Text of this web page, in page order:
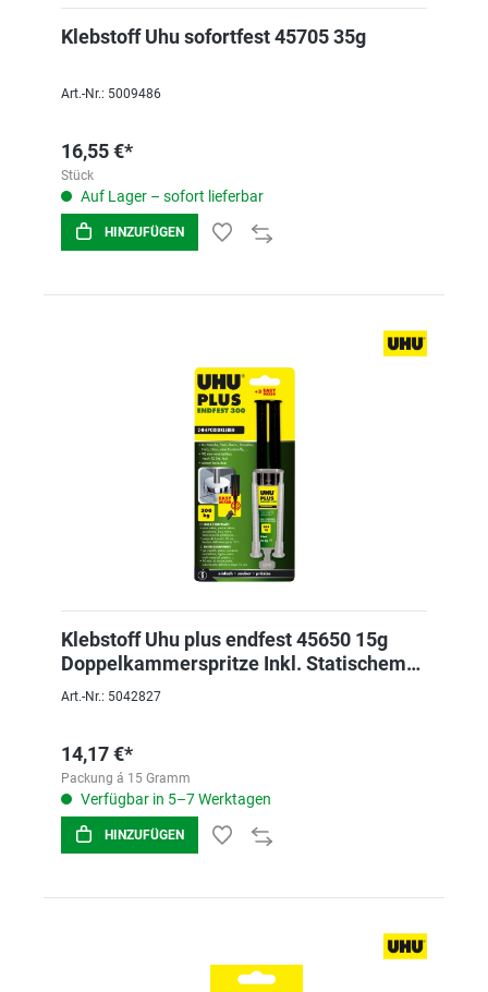
Klebstoff Uhu sofortfest 45705 35g
Art.-Nr.: 5009486
16,55 €*
Stück
Auf Lager – sofort lieferbar
HINZUFÜGEN
Klebstoff Uhu plus endfest 45650 15g
Doppelkammerspritze Inkl. Statischem
Mis
Art.-Nr.: 5042827
14,17 €*
Packung á 15 Gramm
Verfügbar in 5–7 Werktagen
HINZUFÜGEN